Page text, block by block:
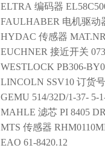
ELTRA 编码器
FAULHABER 电机驱动
HYDAC 传感器
EUCHNER 接近开关
WESTLOCK PB306-
LINCOLN SSV10 订货
GEMU 514/32D/1-37- 5-
MAHLE 滤芯 PI 8405
MTS 传感器
EAO 61-8420.12